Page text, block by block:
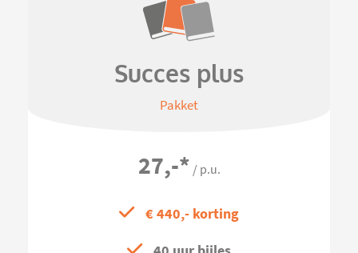
Succes plus
Pakket
27,-* / p.u.
€ 440,- korting